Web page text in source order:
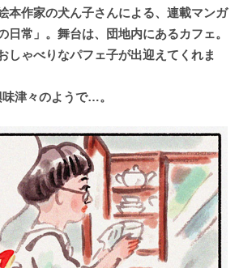
本作家の犬ん子さんによる、連載マンガ
日常」。舞台は、団地内にあるカフェ。
しゃべりなパフェ子が出迎えてくれま
津々のようで…。